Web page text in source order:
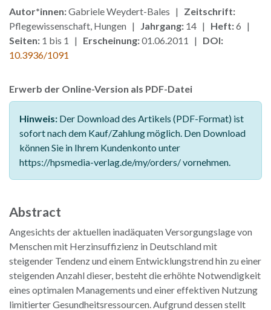
Autor*innen:Gabriele Weydert-Bales | Zeitschrift:
Pflegewissenschaft, Hungen | Jahrgang: 14 | Heft:6 |
Seiten: 1 bis 1 | Erscheinung:01.06.2011 | DOI:
10.3936/1091
Erwerb der Online-Version als PDF-Datei
Hinweis: Der Download des Artikels (PDF-Format) ist
sofort nach dem Kauf/Zahlung möglich. Den Download
können Sie in Ihrem Kundenkonto unter
https://hpsmedia-verlag.de/my/orders/ vornehmen.
Abstract
Angesichts der aktuellen inadäquaten Versorgungslage von
Menschen mit Herzinsuffizienz in Deutschland mit
steigender Tendenz und einem Entwicklungstrend hin zu einer
steigenden Anzahl dieser, besteht die erhöhte Notwendigkeit
eines optimalen Managements und einer effektiven Nutzung
limitierter Gesundheitsressourcen. Aufgrund dessen stellt